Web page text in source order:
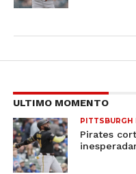
ULTIMO MOMENTO
PITTSBURGH
Pirates